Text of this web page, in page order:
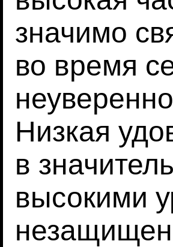
значимо
во время
Низкая
в
высокими